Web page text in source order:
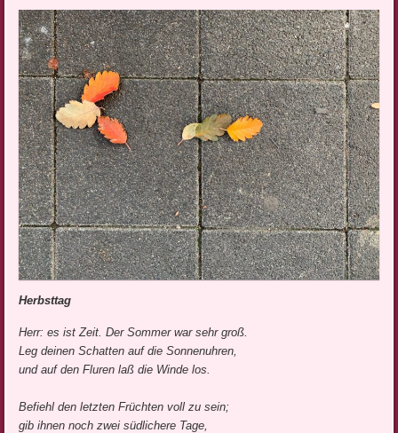
Herbsttag
Herr: es ist Zeit. Der Sommer war sehr groß.
Leg deinen Schatten auf die Sonnenuhren,
und auf den Fluren laß die Winde los.
Befiehl den letzten Früchten voll zu sein;
gib ihnen noch zwei südlichere Tage,